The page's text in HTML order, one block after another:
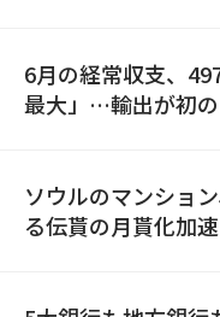
6月の経常収支、
最大」…輸出が初
ソウルのマンショ
る伝貰の月貰化加